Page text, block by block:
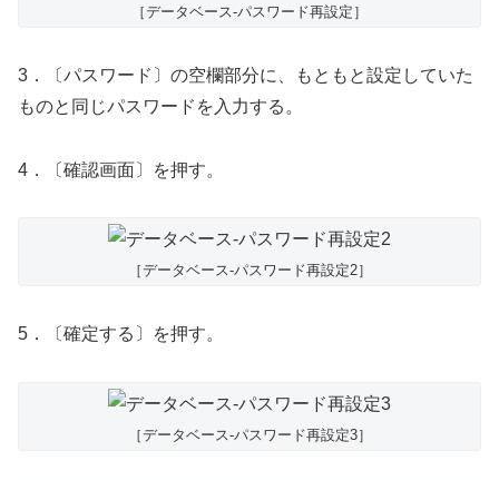
［データベース-パスワード再設定］
3．〔パスワード〕の空欄部分に、もともと設定していた
ものと同じパスワードを入力する。
4．〔確認画面〕を押す。
［データベース-パスワード再設定2］
5．〔確定する〕を押す。
［データベース-パスワード再設定3］